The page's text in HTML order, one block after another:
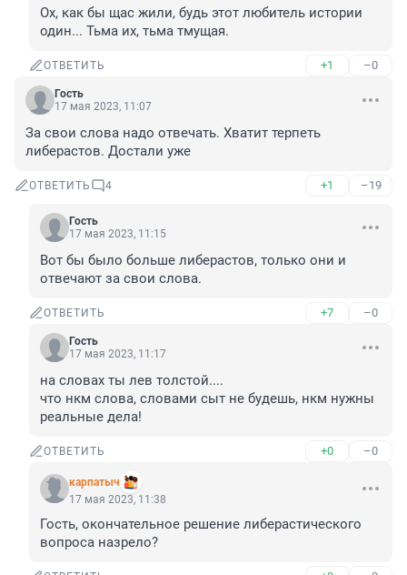
Ох, как бы щас жили, будь этот любитель истории
один... Тьма их, тьма тмущая.
ОТВЕТИТЬ +1 –0
Гость
17 мая 2023, 11:07
За свои слова надо отвечать. Хватит терпеть
либерастов. Достали уже
ОТВЕТИТЬ 4 +1 –19
Гость
17 мая 2023, 11:15
Вот бы было больше либерастов, только они и
отвечают за свои слова.
ОТВЕТИТЬ +7 –0
Гость
17 мая 2023, 11:17
на словах ты лев толстой....
что нкм слова, словами сыт не будешь, нкм нужны
реальные дела!
ОТВЕТИТЬ +0 –0
карпатыч
17 мая 2023, 11:38
Гость, окончательное решение либерастического
вопроса назрело?